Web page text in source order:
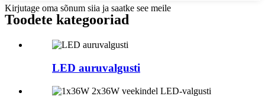
Kirjutage oma sõnum siia ja saatke see meile
Toodete kategooriad
LED auruvalgusti